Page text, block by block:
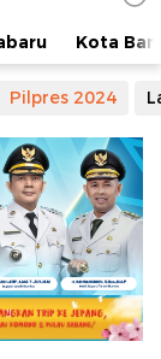
Kota
Pilpres 2024